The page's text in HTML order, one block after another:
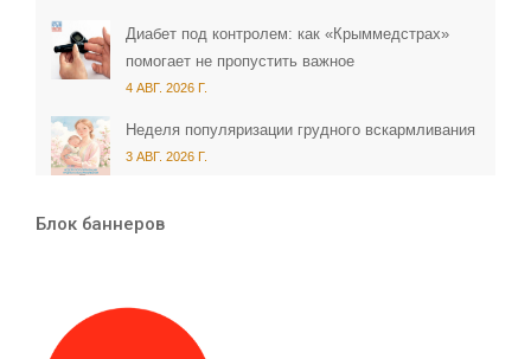
Диабет под контролем: как «Крыммедстрах»
помогает не пропустить важное
4 АВГ. 2026 Г.
Неделя популяризации грудного вскармливания
3 АВГ. 2026 Г.
Блок баннеров